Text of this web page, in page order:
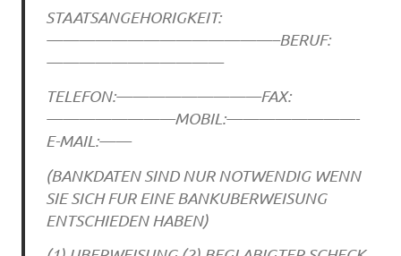
STAATSANGEHORIGKEIT:
——————————————–BERUF:
———————————
TELEFON:—————————FAX:
————————MOBIL:————————-
E-MAIL:——
(BANKDATEN SIND NUR NOTWENDIG WENN
SIE SICH FUR EINE BANKUBERWEISUNG
ENTSCHIEDEN HABEN)